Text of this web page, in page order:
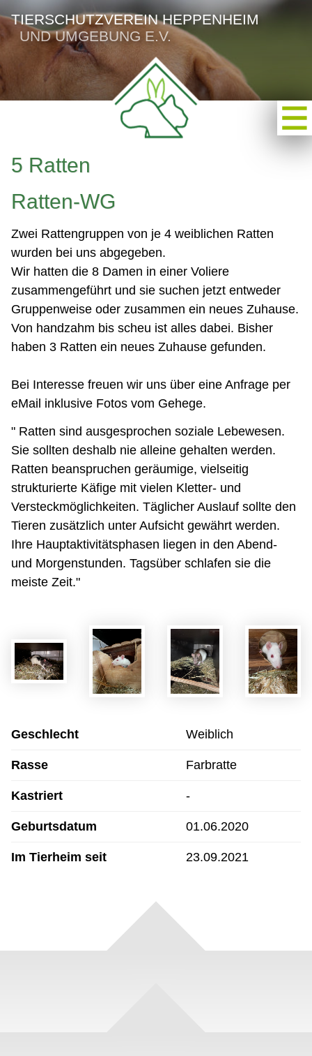
TIERSCHUTZVEREIN HEPPENHEIM
UND UMGEBUNG E.V.
5 Ratten
Ratten-WG
Zwei Rattengruppen von je 4 weiblichen Ratten
wurden bei uns abgegeben.
Wir hatten die 8 Damen in einer Voliere
zusammengeführt und sie suchen jetzt entweder
Gruppenweise oder zusammen ein neues Zuhause.
Von handzahm bis scheu ist alles dabei. Bisher
haben 3 Ratten ein neues Zuhause gefunden.
Bei Interesse freuen wir uns über eine Anfrage per
eMail inklusive Fotos vom Gehege.
" Ratten sind ausgesprochen soziale Lebewesen.
Sie sollten deshalb nie alleine gehalten werden.
Ratten beanspruchen geräumige, vielseitig
strukturierte Käfige mit vielen Kletter- und
Versteckmöglichkeiten. Täglicher Auslauf sollte den
Tieren zusätzlich unter Aufsicht gewährt werden.
Ihre Hauptaktivitätsphasen liegen in den Abend-
und Morgenstunden. Tagsüber schlafen sie die
meiste Zeit."
Geschlecht Weiblich
Rasse Farbratte
Kastriert -
Geburtsdatum 01.06.2020
Im Tierheim seit 23.09.2021